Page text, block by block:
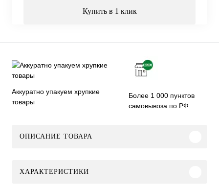
Купить в 1 клик
Аккуратно упакуем хрупкие
товары
Более 1 000 пунктов
самовывоза по РФ
ОПИСАНИЕ ТОВАРА
ХАРАКТЕРИСТИКИ